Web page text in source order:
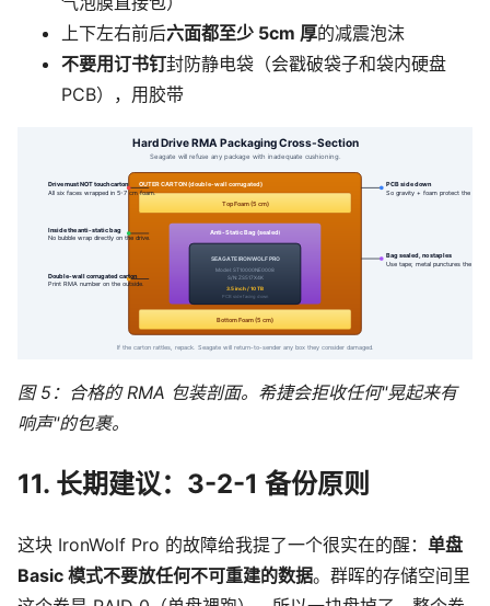
上下左右前后六面都至少 5cm 厚的减震泡沫
不要用订书钉封防静电袋（会戳破袋子和袋内硬盘
PCB），用胶带
图 5：合格的 RMA 包装剖面。希捷会拒收任何"晃起来有
响声"的包裹。
11. 长期建议：3-2-1 备份原则
这块 IronWolf Pro 的故障给我提了一个很实在的醒： 单盘
Basic 模式不要放任何不可重建的数据。群晖的存储空间里